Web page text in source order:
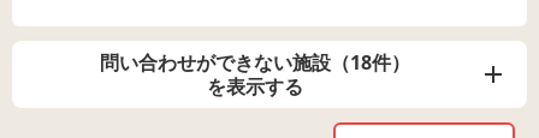
問い合わせができない施設（18件）
を表示する